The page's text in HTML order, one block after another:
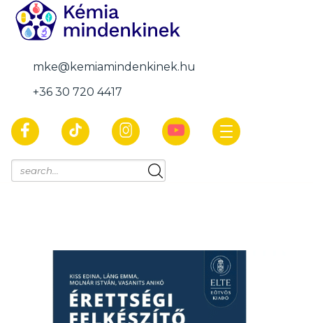
mke@kemiamindenkinek.hu
+36 30 720 4417